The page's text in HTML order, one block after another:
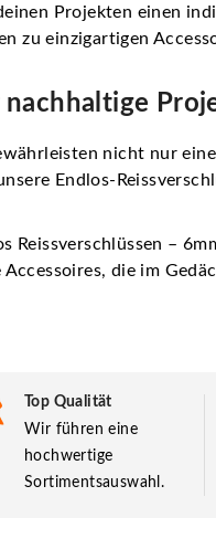
Projekten einen
zu einzigartigen
nicht nur
Endlos-
–
die im
Top Qualität
Wir führen eine
hochwertige
Sortimentsauswahl.